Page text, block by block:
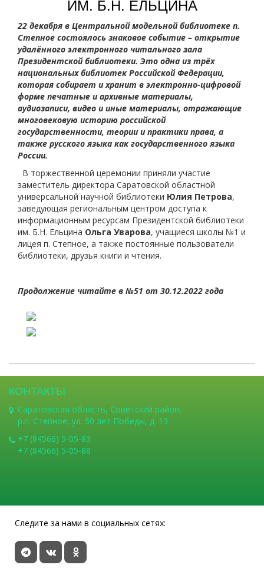
ИМ. Б.Н. ЕЛЬЦИНА
22 декабря в Центральной модельной библиотеке п.
Степное состоялось знаковое событие – открытие
удалённого электронного читального зала
Президентской библиотеки. Это одна из трёх
национальных библиотек Российской Федерации,
которая собирает и хранит в электронно-цифровой
форме печатные и архивные материалы,
аудиозаписи, видео и иные материалы, отражающие
многовековую историю российской
государственности, теории и практики права, а
также русского языка как государственного языка
России.
В торжественной церемонии приняли участие
заместитель директора Саратовской областной
универсальной научной библиотеки Юлия Петрова,
заведующая региональным центром доступа к
информационным ресурсам Президентской библиотеки
им. Б.Н. Ельцина Ольга Уварова, учащиеся школы №1 и
лицея п. Степное, а также постоянные пользователи
библиотеки, друзья книги и чтения.
Продолжение читайте в №51 от 30.12.2022 года
КОНТАКТЫ
Саратовская область, Советский район,
р.п. Степное, ул. 50 лет Победы, д. 13
+7 (84566) 5-05-83
+7 (84566) 5-05-88
Следите за нами в социальных сетях: